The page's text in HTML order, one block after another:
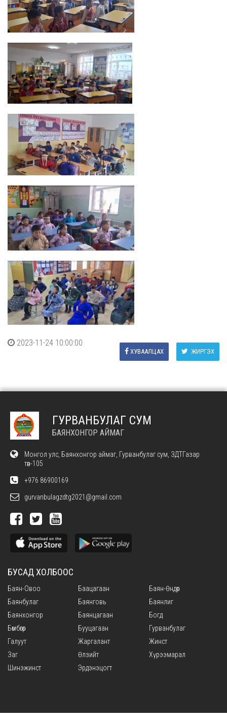
2023-11-24 10:00:00
ЖИРГЭХ
ХУВААЛЦАХ
ГУРВАНБУЛАГ СУМ
БАЯНХОНГОР АЙМАГ
Монгол улс, Баянхонгор аймаг, Гурванбулаг сум, ЗДТГазар
төв-105
+976 86900169
gurvanbulagzdtg2021@gmail.com
БУСАД ХОЛБООС
Баян-Овоо Баацагаан
Баян-Өндөр
Баянбулаг
Баянговь
Баянлиг
Баянхонгор
Баянцагаан
Богд
Бөмбөгөр
Бууцагаан
Гурванбулаг
Галуут
Жаргалант
Жинст
Заг
Өлзийт
Хүрээмарал
Шинэжинст
Эрдэнэцогт